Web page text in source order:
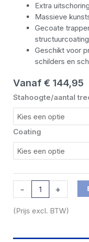
Extra uitschoring
Massieve
Gecoate
Geschikt voor
schilders en
Vanaf € 144,95
Stahoogte/aantal
Coating
-
Dirks
enkele
magazijntrap
aantal
+
(Prijs excl. BTW)